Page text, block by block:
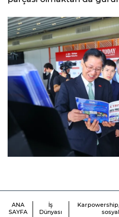
ANA
SAYFA
İş
Dünyası